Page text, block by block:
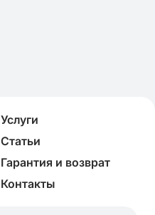
Услуги
Статьи
Гарантия и возврат
Контакты